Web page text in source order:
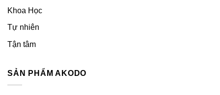
Khoa Học
Tự nhiên
Tận tâm
SẢN PHẨM AKODO